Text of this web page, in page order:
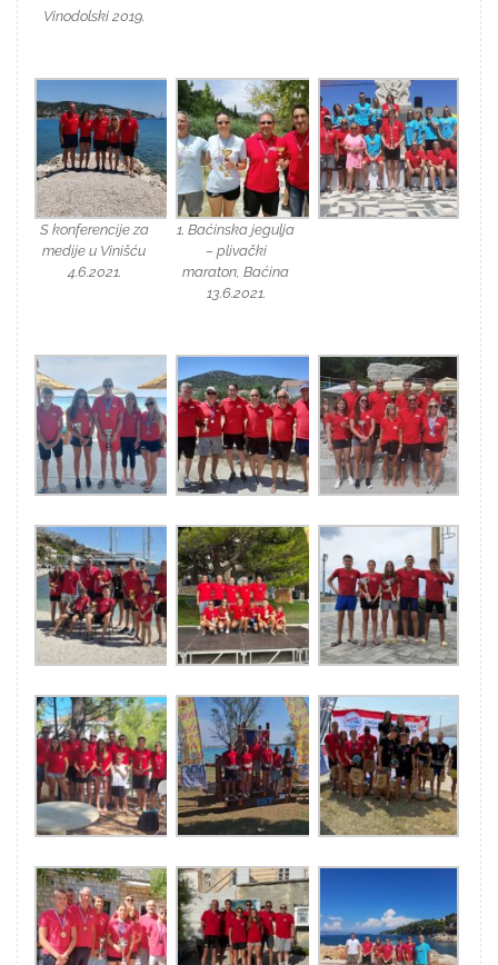
Vinodolski 2019.
S konferencije za
medije u Vinišću
4.6.2021.
1. Baćinska jegulja
– plivački
maraton, Baćina
13.6.2021.